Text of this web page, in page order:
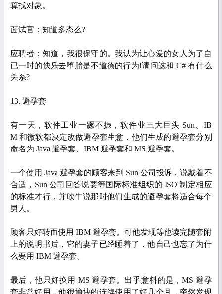
算找对象。
面试官：知道多态么?
应聘者：知道，我很保守的。我认为让心爱的女人为了自
已一时的快乐去堕胎是不道德的行为!请问这和 C# 有什么
关系?
13. 避孕套
有一天，软件工业一蹶不振，软件业三大巨头 Sun、IB
M 和微软都决定改做避孕套生意，他们生成的避孕套分别
命名为 Java 避孕套、IBM 避孕套和 MS 避孕套。
一个使用 Java 避孕套的顾客来到 Sun 公司投诉，说戴着不
合适，Sun 公司回答说要等国际标准组织的 ISO 制定相应
的标准才行，并吹牛说那时他们生成的避孕套将适合每个
男人。
顾客只好转而使用 IBM 避孕套。可他发现等他读完随套附
上的说明书后，它的妻子已经睡着了，他自己也忘了为什
么要用 IBM 避孕套。
最后，他只好换用 MS 避孕套。出乎意料的是，MS 避孕
套非常好用，他很愉快的连续使用了好几个月，突然发现